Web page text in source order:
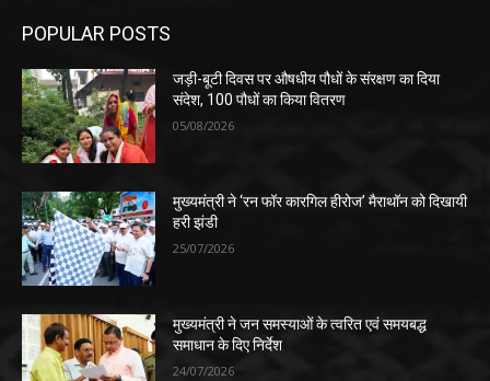
POPULAR POSTS
जड़ी-बूटी दिवस पर औषधीय पौधों के संरक्षण का दिया
संदेश, 100 पौधों का किया वितरण
05/08/2026
मुख्यमंत्री ने ‘रन फॉर कारगिल हीरोज’ मैराथॉन को दिखायी
हरी झंडी
25/07/2026
मुख्यमंत्री ने जन समस्याओं के त्वरित एवं समयबद्ध
समाधान के दिए निर्देश
24/07/2026